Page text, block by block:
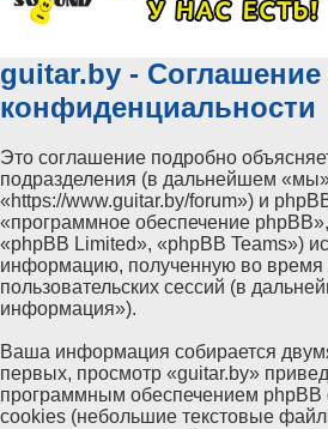
guitar.by - Соглашение
конфиденциальности
Это соглашение подробно
подразделения (в дальнейшем
«https://www.guitar.by/forum») и
«программное обеспечение
«phpBB Limited», «phpBB Teams»)
информацию, полученную во
пользовательских сессий (в
информация»).
Ваша информация собирается
первых, просмотр «guitar.by»
программным обеспечением phpBB
cookies (небольшие текстовые